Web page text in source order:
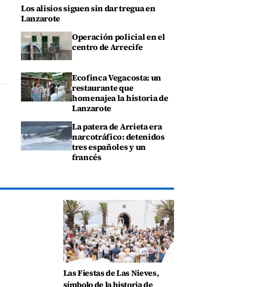
Los alisios siguen sin dar tregua en
Lanzarote
Operación policial en el
centro de Arrecife
Ecofinca Vegacosta: un
restaurante que
homenajea la historia de
Lanzarote
La patera de Arrieta era
narcotráfico: detenidos
tres españoles y un
francés
Las Fiestas de Las Nieves,
símbolo de la historia de